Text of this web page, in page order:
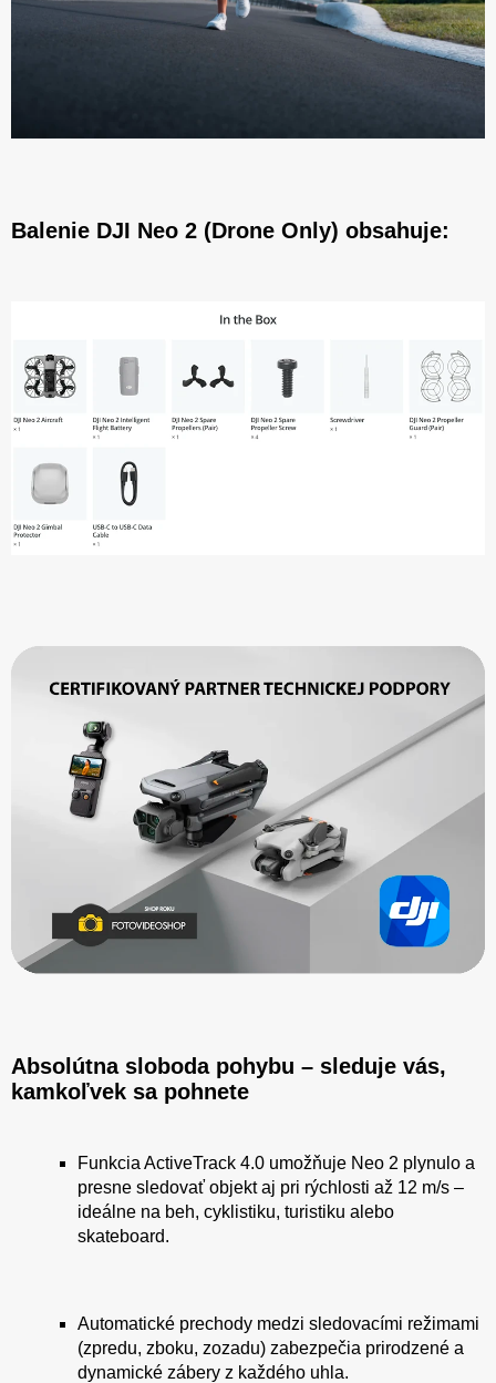
Balenie DJI Neo 2 (Drone Only) obsahuje:
Absolútna sloboda pohybu – sleduje vás,
kamkoľvek sa pohnete
Funkcia ActiveTrack 4.0 umožňuje Neo 2 plynulo a
presne sledovať objekt aj pri rýchlosti až 12 m/s –
ideálne na beh, cyklistiku, turistiku alebo
skateboard.
Automatické prechody medzi sledovacími režimami
(zpredu, zboku, zozadu) zabezpečia prirodzené a
dynamické zábery z každého uhla.